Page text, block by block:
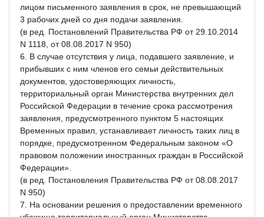
лицом письменного заявления в срок, не превышающий
3 рабочих дней со дня подачи заявления.
(в ред. Постановлений Правительства РФ от 29.10.2014
N 1118, от 08.08.2017 N 950)
6. В случае отсутствия у лица, подавшего заявление, и
прибывших с ним членов его семьи действительных
документов, удостоверяющих личность,
территориальный орган Министерства внутренних дел
Российской Федерации в течение срока рассмотрения
заявления, предусмотренного пунктом 5 настоящих
Временных правил, устанавливает личность таких лиц в
порядке, предусмотренном Федеральным законом «О
правовом положении иностранных граждан в Российской
Федерации».
(в ред. Постановления Правительства РФ от 08.08.2017
N 950)
7. На основании решения о предоставлении временного